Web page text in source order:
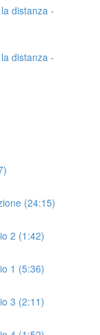
distanza -
distanza -
(24:15)
2 (1:42)
1 (5:36)
3 (2:11)